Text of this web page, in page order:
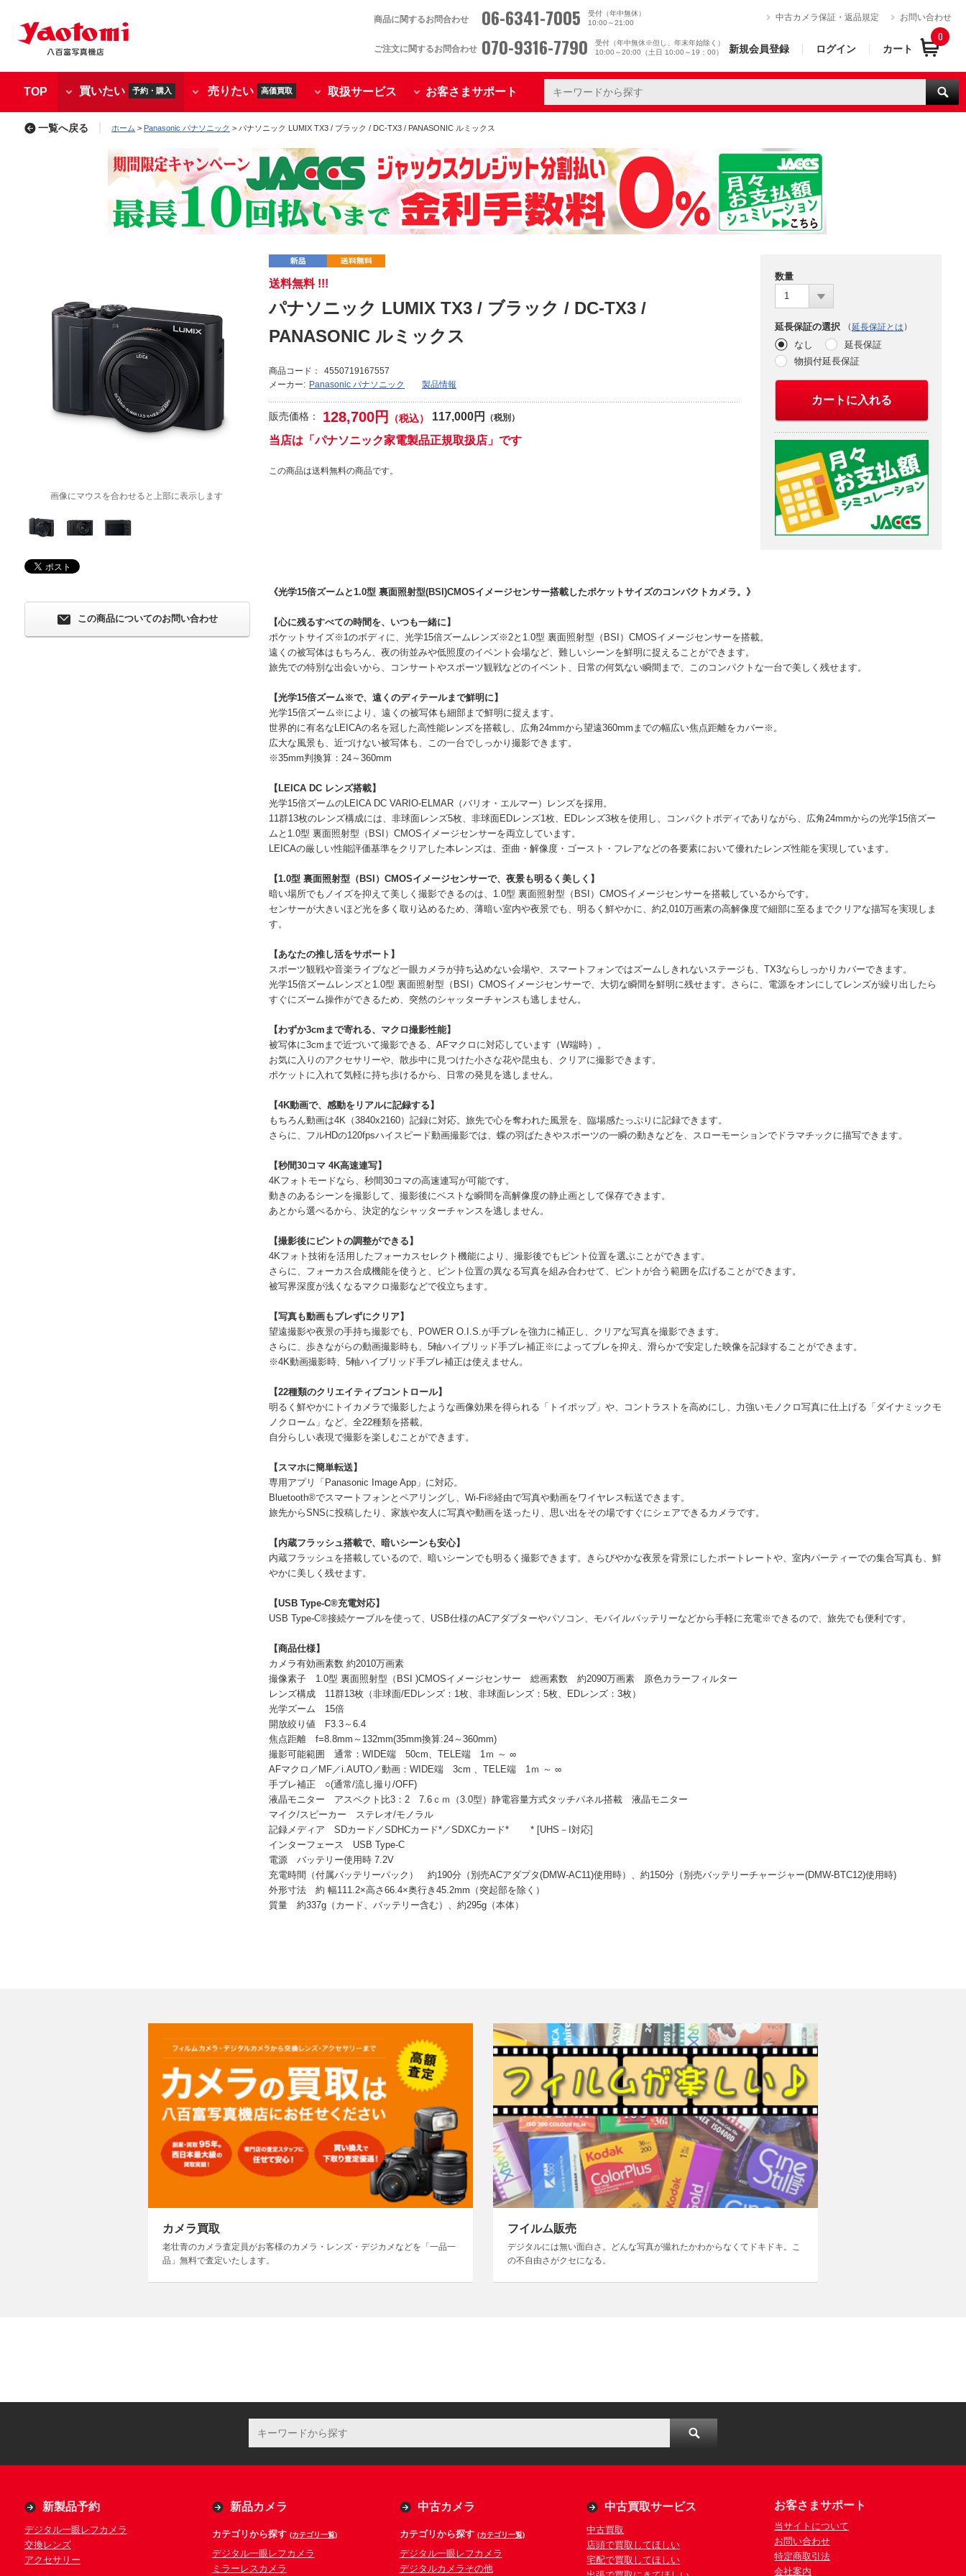
商品に関するお問合わせ 06-6341-7005
受付（年中無休）
10:00～21:00
ご注文に関するお問合わせ 070-9316-7790
受付（年中無休※但し、年末年始除く）
10:00～20:00（土日 10:00～19：00）
中古カメラ保証・返品規定 お問い合わせ
新規会員登録 ログイン カート
0
TOP 買いたい 予約・購入 売りたい 高価買取 取扱サービス お客さまサポート
一覧へ戻る ホーム > Panasonic パナソニック > パナソニック LUMIX TX3 / ブラック / DC-TX3 / PANASONIC ルミックス
送料無料 !!!
パナソニック LUMIX TX3 / ブラック / DC-TX3 /
PANASONIC ルミックス
商品コード：
4550719167557
メーカー: Panasonic パナソニック 製品情報
販売価格： 128,700円 （税込） 117,000円 （税別）
当店は「パナソニック家電製品正規取扱店」です
この商品は送料無料の商品です。
数量
1
延長保証の選択 （延長保証とは ）
なし
延長保証
物損付延長保証
カートに入れる
《光学15倍ズームと1.0型 裏面照射型(BSI)CMOSイメージセンサー搭載したポケットサイズのコンパクトカメラ。》
【心に残るすべての時間を、いつも一緒に】
ポケットサイズ※1のボディに、光学15倍ズームレンズ※2と1.0型 裏面照射型（BSI）CMOSイメージセンサーを搭載。
遠くの被写体はもちろん、夜の街並みや低照度のイベント会場など、難しいシーンを鮮明に捉えることができます。
旅先での特別な出会いから、コンサートやスポーツ観戦などのイベント、日常の何気ない瞬間まで、このコンパクトな一台で美しく残せます。
【光学15倍ズーム※で、遠くのディテールまで鮮明に】
光学15倍ズーム※により、遠くの被写体も細部まで鮮明に捉えます。
世界的に有名なLEICAの名を冠した高性能レンズを搭載し、広角24mmから望遠360mmまでの幅広い焦点距離をカバー※。
広大な風景も、近づけない被写体も、この一台でしっかり撮影できます。
※35mm判換算：24～360mm
【LEICA DC レンズ搭載】
光学15倍ズームのLEICA DC VARIO-ELMAR（バリオ・エルマー）レンズを採用。
11群13枚のレンズ構成には、非球面レンズ5枚、非球面EDレンズ1枚、EDレンズ3枚を使用し、コンパクトボディでありながら、広角24mmからの光学15倍ズー
ムと1.0型 裏面照射型（BSI）CMOSイメージセンサーを両立しています。
LEICAの厳しい性能評価基準をクリアした本レンズは、歪曲・解像度・ゴースト・フレアなどの各要素において優れたレンズ性能を実現しています。
【1.0型 裏面照射型（BSI）CMOSイメージセンサーで、夜景も明るく美しく】
暗い場所でもノイズを抑えて美しく撮影できるのは、1.0型 裏面照射型（BSI）CMOSイメージセンサーを搭載しているからです。
センサーが大きいほど光を多く取り込めるため、薄暗い室内や夜景でも、明るく鮮やかに、約2,010万画素の高解像度で細部に至るまでクリアな描写を実現しま
す。
【あなたの推し活をサポート】
スポーツ観戦や音楽ライブなど一眼カメラが持ち込めない会場や、スマートフォンではズームしきれないステージも、TX3ならしっかりカバーできます。
光学15倍ズームレンズと1.0型 裏面照射型（BSI）CMOSイメージセンサーで、大切な瞬間を鮮明に残せます。さらに、電源をオンにしてレンズが繰り出したら
すぐにズーム操作ができるため、突然のシャッターチャンスも逃しません。
【わずか3cmまで寄れる、マクロ撮影性能】
被写体に3cmまで近づいて撮影できる、AFマクロに対応しています（W端時）。
お気に入りのアクセサリーや、散歩中に見つけた小さな花や昆虫も、クリアに撮影できます。
ポケットに入れて気軽に持ち歩けるから、日常の発見を逃しません。
【4K動画で、感動をリアルに記録する】
もちろん動画は4K（3840x2160）記録に対応。旅先で心を奪われた風景を、臨場感たっぷりに記録できます。
さらに、フルHDの120fpsハイスピード動画撮影では、蝶の羽ばたきやスポーツの一瞬の動きなどを、スローモーションでドラマチックに描写できます。
【秒間30コマ 4K高速連写】
4Kフォトモードなら、秒間30コマの高速連写が可能です。
動きのあるシーンを撮影して、撮影後にベストな瞬間を高解像度の静止画として保存できます。
あとから選べるから、決定的なシャッターチャンスを逃しません。
【撮影後にピントの調整ができる】
4Kフォト技術を活用したフォーカスセレクト機能により、撮影後でもピント位置を選ぶことができます。
さらに、フォーカス合成機能を使うと、ピント位置の異なる写真を組み合わせて、ピントが合う範囲を広げることができます。
被写界深度が浅くなるマクロ撮影などで役立ちます。
【写真も動画もブレずにクリア】
望遠撮影や夜景の手持ち撮影でも、POWER O.I.S.が手ブレを強力に補正し、クリアな写真を撮影できます。
さらに、歩きながらの動画撮影時も、5軸ハイブリッド手ブレ補正※によってブレを抑え、滑らかで安定した映像を記録することができます。
※4K動画撮影時、5軸ハイブリッド手ブレ補正は使えません。
【22種類のクリエイティブコントロール】
明るく鮮やかにトイカメラで撮影したような画像効果を得られる「トイポップ」や、コントラストを高めにし、力強いモノクロ写真に仕上げる「ダイナミックモ
ノクローム」など、全22種類を搭載。
自分らしい表現で撮影を楽しむことができます。
【スマホに簡単転送】
専用アプリ「Panasonic Image App」に対応。
Bluetooth®でスマートフォンとペアリングし、Wi-Fi®経由で写真や動画をワイヤレス転送できます。
旅先からSNSに投稿したり、家族や友人に写真や動画を送ったり、思い出をその場ですぐにシェアできるカメラです。
【内蔵フラッシュ搭載で、暗いシーンも安心】
内蔵フラッシュを搭載しているので、暗いシーンでも明るく撮影できます。きらびやかな夜景を背景にしたポートレートや、室内パーティーでの集合写真も、鮮
やかに美しく残せます。
【USB Type-C®充電対応】
USB Type-C®接続ケーブルを使って、USB仕様のACアダプターやパソコン、モバイルバッテリーなどから手軽に充電※できるので、旅先でも便利です。
【商品仕様】
カメラ有効画素数 約2010万画素
撮像素子 1.0型 裏面照射型（BSI )CMOSイメージセンサー 総画素数 約2090万画素 原色カラーフィルター
レンズ構成 11群13枚（非球面/EDレンズ：1枚、非球面レンズ：5枚、EDレンズ：3枚）
光学ズーム 15倍
開放絞り値 F3.3～6.4
焦点距離 f=8.8mm～132mm(35mm換算:24～360mm)
撮影可能範囲 通常：WIDE端 50cm、TELE端 1ｍ ～ ∞
AFマクロ／MF／i.AUTO／動画：WIDE端 3cm 、TELE端 1ｍ ～ ∞
手ブレ補正 ○(通常/流し撮り/OFF)
液晶モニター アスペクト比3：2 7.6ｃｍ（3.0型）静電容量方式タッチパネル搭載 液晶モニター
マイク/スピーカー ステレオ/モノラル
記録メディア SDカード／SDHCカード*／SDXCカード* * [UHS－I対応]
インターフェース USB Type-C
電源 バッテリー使用時 7.2V
充電時間（付属バッテリーパック） 約190分（別売ACアダプタ(DMW-AC11)使用時）、約150分（別売バッテリーチャージャー(DMW-BTC12)使用時)
外形寸法 約 幅111.2×高さ66.4×奥行き45.2mm（突起部を除く）
質量 約337g（カード、バッテリー含む）、約295g（本体）
画像にマウスを合わせると上部に表示します
この商品についてのお問い合わせ
カメラ買取
老壮青のカメラ査定員がお客様のカメラ・レンズ・デジカメなどを「一品一
品」無料で査定いたします。
フイルム販売
デジタルには無い面白さ。どんな写真が撮れたかわからなくてドキドキ。こ
の不自由さがクセになる。
新製品予約
デジタル一眼レフカメラ
交換レンズ
アクセサリー
新品カメラ
カテゴリから探す (カテゴリ一覧)
デジタル一眼レフカメラ
ミラーレスカメラ
中古カメラ
カテゴリから探す (カテゴリ一覧)
デジタル一眼レフカメラ
デジタルカメラその他
中古買取サービス
中古買取
店頭で買取してほしい
宅配で買取してほしい
お客さまサポート
当サイトについて
お問い合わせ
特定商取引法
会社案内